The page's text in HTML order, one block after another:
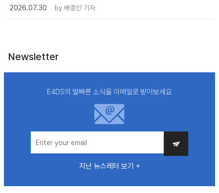
2026.07.30
by 배종인 기자
Newsletter
E4DS의 발빠른 소식을 이메일로 받아보세요
지난 뉴스레터 보기 +